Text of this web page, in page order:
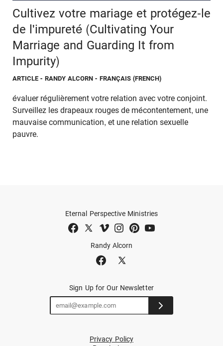
Cultivez votre mariage et protégez-le
de l'impureté (Cultivating Your
Marriage and Guarding It from
Impurity)
ARTICLE - RANDY ALCORN - FRANÇAIS (FRENCH)
évaluer régulièrement votre relation avec votre conjoint.
Surveillez les drapeaux rouges de mécontentement, une
mauvaise communication, et une relation sexuelle
pauvre.
Randy Alcorn
Eternal Perspective Ministries
Sign Up for Our Newsletter
Privacy Policy